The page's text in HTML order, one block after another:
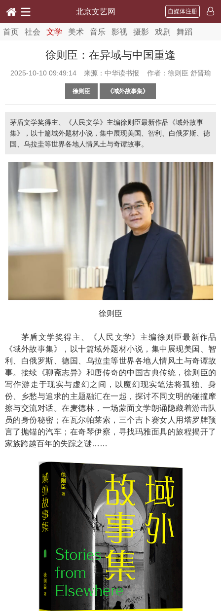
北京文艺网 自媒体注册
首页 社会 文学 美术 音乐 影视 摄影 戏剧 舞蹈
徐则臣：在异域与中国重逢
2025-10-10 09:49:14 来源：中华读书报 作者：徐则臣 舒晋瑜
徐则臣 《域外故事集》
茅盾文学奖得主、《人民文学》主编徐则臣最新作品《域外故事
集》，以十篇域外题材小说，集中展现美国、智利、白俄罗斯、德
国、乌拉圭等世界各地人情风土与奇谭故事。
徐则臣
茅盾文学奖得主、《人民文学》主编徐则臣最新作品
《域外故事集》，以十篇域外题材小说，集中展现美国、智
利、白俄罗斯、德国、乌拉圭等世界各地人情风土与奇谭故
事。接续《聊斋志异》和唐传奇的中国古典传统，徐则臣的
写作游走于现实与虚幻之间，以魔幻现实笔法将孤独、身
份、乡愁与追求的主题融汇在一起，探讨不同文明的碰撞摩
擦与交流对话。在麦德林，一场蒙面文学朗诵隐藏着游击队
员的身份秘密；在瓦尔帕莱索，三个吉卜赛女人用塔罗牌预
言了抛锚的汽车；在奇琴伊察，寻找玛雅面具的旅程揭开了
家族跨越百年的失踪之谜……